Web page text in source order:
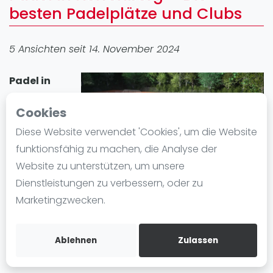
Cookies
Diese Website verwendet 'Cookies', um die Website
funktionsfähig zu machen, die Analyse der
Website zu unterstützen, um unsere
Dienstleistungen zu verbessern, oder zu
Marketingzwecken.
Ablehnen Zulassen
Ranking
Frauen
FIP Männer
Blog
Die Geschichte von Padel
Regeln und Punktzählung
Padel Schläge
Video
besten Padelplätze und Clubs
5 Ansichten seit 14. November 2024
Padel in
erfreut sich
großer
Beliebtheit. In
der Stadt gibt
es 1 Padel-
Standort mit insgesamt 2 Padelplatz plätze. Egal ob
können Sie Padel spielen und einen Padelplatz